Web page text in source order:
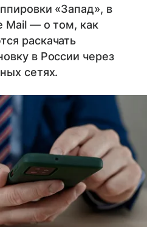
«Запад», в
Mail — о том, как
раскачать
в России через
сетях.